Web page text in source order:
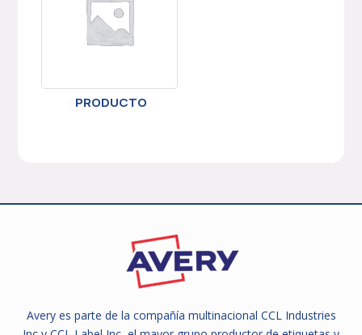
PRODUCTO
Avery es parte de la compañía multinacional CCL Industries